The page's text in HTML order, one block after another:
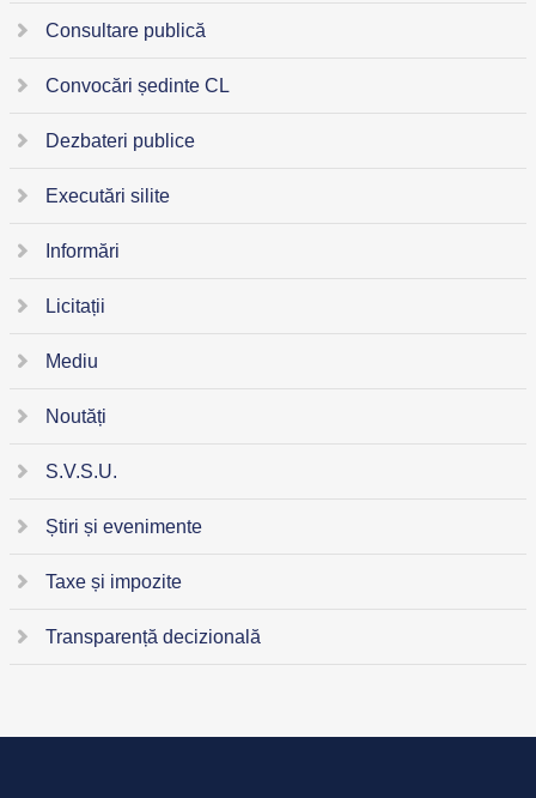
Consultare publică
Convocări ședinte CL
Dezbateri publice
Executări silite
Informări
Licitații
Mediu
Noutăți
S.V.S.U.
Știri și evenimente
Taxe și impozite
Transparență decizională